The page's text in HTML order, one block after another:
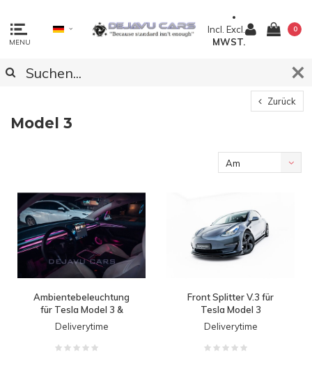
MENU
Incl. Excl.
MWST.
0
Zurück
Model 3
Am
Ambientebeleuchtung
für Tesla Model 3 &
Model Y
Deliverytime
Front Splitter V.3 für
Tesla Model 3
Deliverytime